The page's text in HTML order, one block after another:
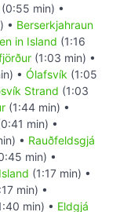
(0:55 min) •
• Berserkjahraun
in Island (1:16
(1:03 min) •
• Ólafsvík (1:05
Strand (1:03
(1:44 min) •
min) •
• Rauðfeldsgjá
min) •
(1:17 min) •
min) •
min) • Eldgjá